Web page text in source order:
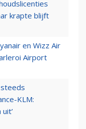
krapte blijft
en Wizz Air
Airport
KLM: